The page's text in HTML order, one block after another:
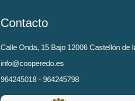
Contacto
Calle Onda, 15 Bajo 12006 Castellón de
info@cooperedo.es
964245018 - 964245798